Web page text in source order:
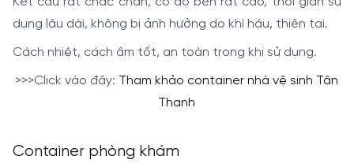
dụng lâu dài, không bị ảnh hưởng do khí hậu, thiên tai.
Cách nhiệt, cách âm tốt, an toàn trong khi sử dụng.
>>>Click vào đây: Tham khảo container nhà vệ sinh Tân
Thanh
Container phòng khám